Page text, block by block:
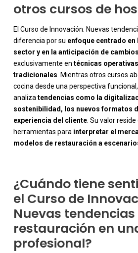
otros cursos de
El Curso de Innovación. Nuevas
diferencia por su enfoque centrado en
sector y en la anticipación de cambios
exclusivamente en técnicas
tradicionales. Mientras otros cursos
cocina desde una perspectiva
analizatendencias como la
sostenibilidad, los nuevos formatos
experiencia del cliente. Su valor
herramientas para interpretar el
modelos de restauración a
-
¿Cuándo tiene
el Curso de
Nuevas tendencias
restauración en
profesional?